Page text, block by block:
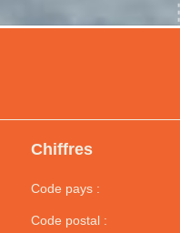
Chiffres
Code pays :
Code postal :